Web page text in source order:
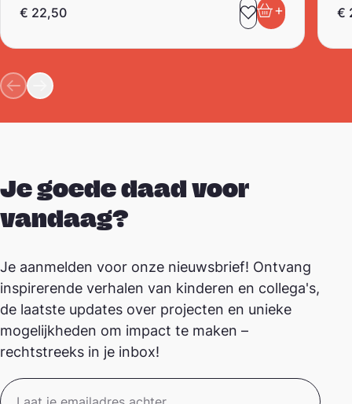
€ 22,50
Toevoegen
+
In
€
Je goede daad voor
vandaag?
Je aanmelden voor onze nieuwsbrief! Ontvang
inspirerende verhalen van kinderen en collega's,
de laatste updates over projecten en unieke
mogelijkheden om impact te maken –
rechtstreeks in je inbox!